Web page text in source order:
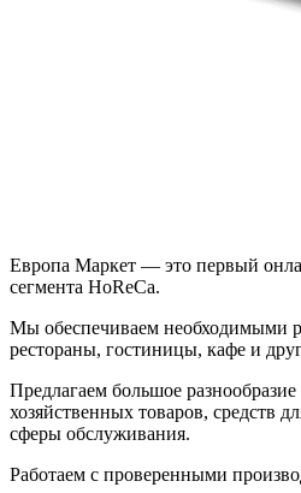
Европа Маркет — это первый
сегмента HoReCa.
Мы обеспечиваем необходимыми
рестораны, гостиницы, кафе и
Предлагаем большое
хозяйственных товаров, средств
сферы обслуживания.
Работаем с проверенными